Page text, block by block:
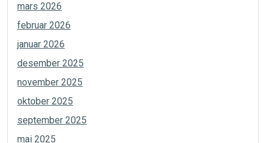
mars 2026
februar 2026
januar 2026
desember 2025
november 2025
oktober 2025
september 2025
mai 2025